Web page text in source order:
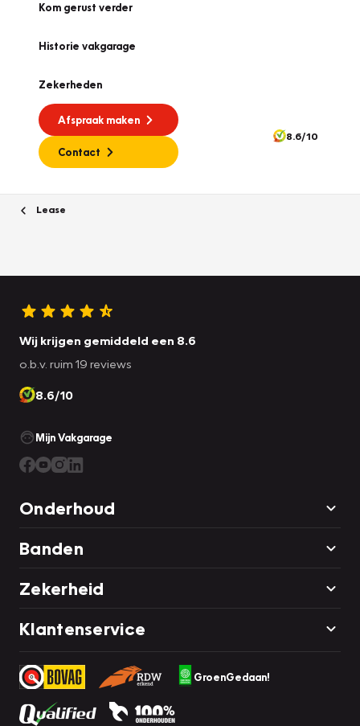
Kom gerust verder
Historie vakgarage
Zekerheden
Afspraak maken
Contact
8.6/10
Lease
Wij krijgen gemiddeld een 8.6
o.b.v. ruim 19 reviews
8.6/10
Mijn Vakgarage
Onderhoud
Banden
Zekerheid
Klantenservice
GroenGedaan!